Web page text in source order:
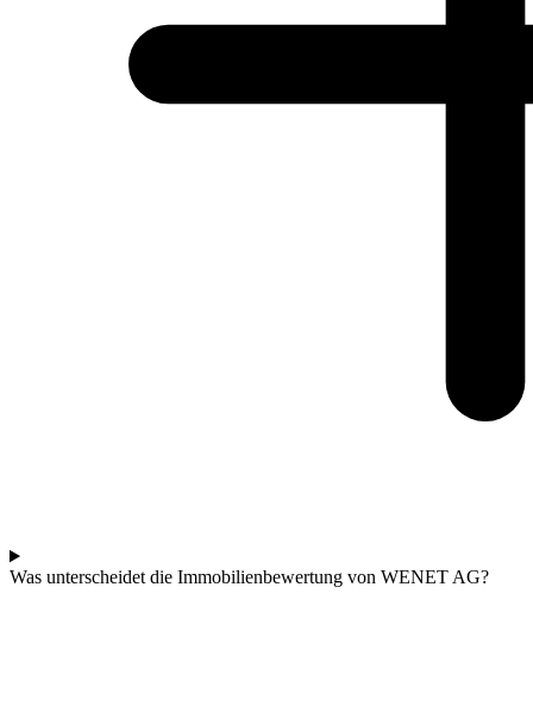
Was unterscheidet die Immobilienbewertung von WENET AG?